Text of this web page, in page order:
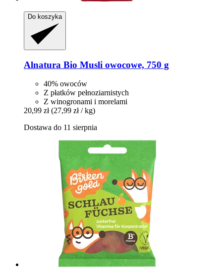
Do koszyka
Alnatura Bio Musli owocowe, 750 g
40% owoców
Z płatków pełnoziarnistych
Z winogronami i morelami
20,99 zł (27,99 zł / kg)
Dostawa do 11 sierpnia